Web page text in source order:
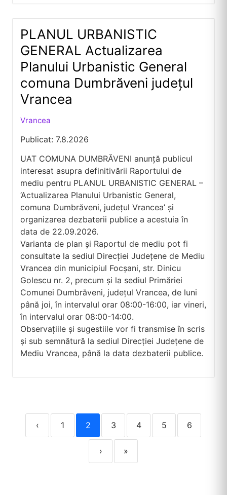
PLANUL URBANISTIC
GENERAL Actualizarea
Planului Urbanistic General
comuna Dumbrăveni județul
Vrancea
Vrancea
Publicat: 7.8.2026
UAT COMUNA DUMBRĂVENI anunță publicul
interesat asupra definitivării Raportului de
mediu pentru PLANUL URBANISTIC GENERAL –
‘Actualizarea Planului Urbanistic General,
comuna Dumbrăveni, județul Vrancea’ și
organizarea dezbaterii publice a acestuia în
data de 22.09.2026.
Varianta de plan și Raportul de mediu pot fi
consultate la sediul Direcției Județene de Mediu
Vrancea din municipiul Focșani, str. Dinicu
Golescu nr. 2, precum și la sediul Primăriei
Comunei Dumbrăveni, județul Vrancea, de luni
până joi, în intervalul orar 08:00-16:00, iar vineri,
în intervalul orar 08:00-14:00.
Observațiile și sugestiile vor fi transmise în scris
și sub semnătură la sediul Direcției Județene de
Mediu Vrancea, până la data dezbaterii publice.
‹ 1 2 3 4 5 6
› »